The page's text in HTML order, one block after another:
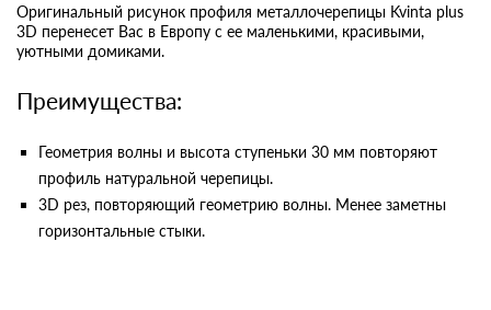
Оригинальный рисунок профиля металлочерепицы Kvinta plus
3D перенесет Вас в Европу с ее маленькими, красивыми,
уютными домиками.
Преимущества:
Геометрия волны и высота ступеньки 30 мм повторяют
профиль натуральной черепицы.
3D рез, повторяющий геометрию волны. Менее заметны
горизонтальные стыки.